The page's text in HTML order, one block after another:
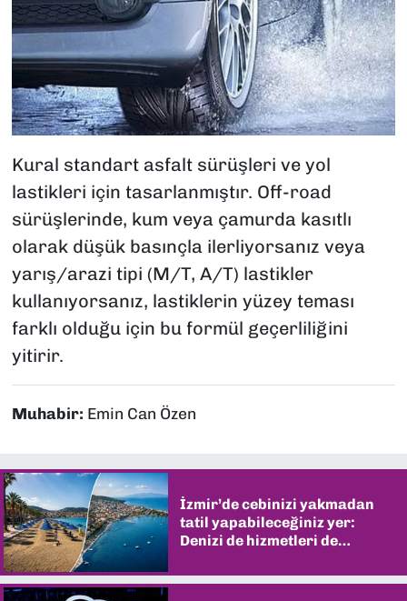
Kural standart asfalt sürüşleri ve yol
lastikleri için tasarlanmıştır. Off-road
sürüşlerinde, kum veya çamurda kasıtlı
olarak düşük basınçla ilerliyorsanız veya
yarış/arazi tipi (M/T, A/T) lastikler
kullanıyorsanız, lastiklerin yüzey teması
farklı olduğu için bu formül geçerliliğini
yitirir.
Muhabir: Emin Can Özen
İzmir’de cebinizi yakmadan
tatil yapabileceğiniz yer:
Denizi de hizmetleri de